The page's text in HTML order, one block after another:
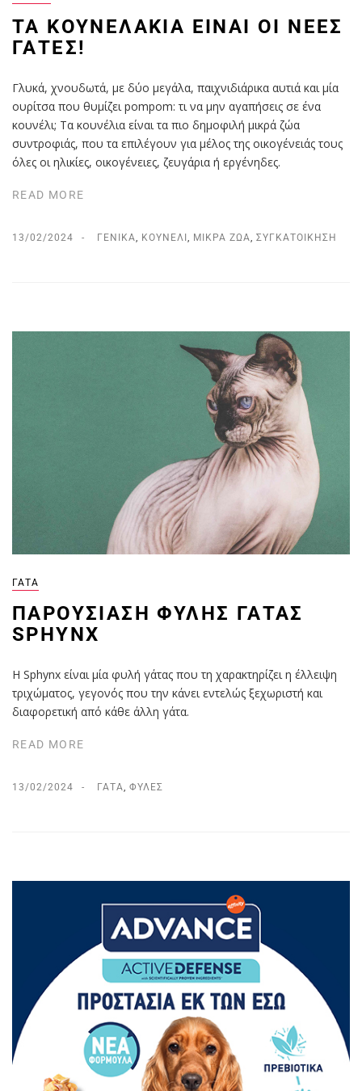
ΤΑ ΚΟΥΝΕΛΆΚΙΑ ΕΊΝΑΙ ΟΙ ΝΈΕΣ
ΓΆΤΕΣ!
Γλυκά, χνουδωτά, με δύο μεγάλα, παιχνιδιάρικα αυτιά και μία
ουρίτσα που θυμίζει pompom: τι να μην αγαπήσεις σε ένα
κουνέλι; Τα κουνέλια είναι τα πιο δημοφιλή μικρά ζώα
συντροφιάς, που τα επιλέγουν για μέλος της οικογένειάς τους
όλες οι ηλικίες, οικογένειες, ζευγάρια ή εργένηδες.
READ MORE
13/02/2024 ΓΕΝΙΚΆ ΚΟΥΝΈΛΙ ΜΙΚΡΆ ΖΏΑ ΣΥΓΚΑΤΟΊΚΗΣΗ
ΓΆΤΑ
ΠΑΡΟΥΣΊΑΣΗ ΦΥΛΉΣ ΓΆΤΑΣ
SPHYNX
Η Sphynx είναι μία φυλή γάτας που τη χαρακτηρίζει η έλλειψη
τριχώματος, γεγονός που την κάνει εντελώς ξεχωριστή και
διαφορετική από κάθε άλλη γάτα.
READ MORE
13/02/2024 ΓΆΤΑ ΦΥΛΈΣ